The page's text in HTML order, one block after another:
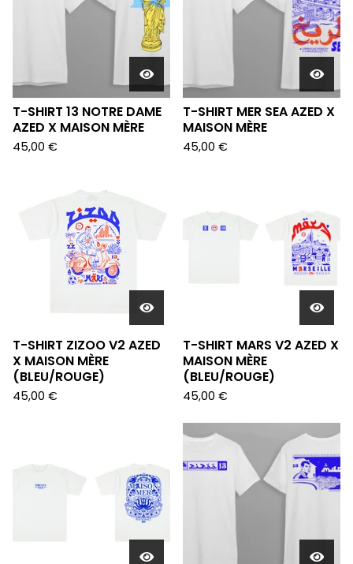
T-SHIRT 13 NOTRE DAME
AZED X MAISON MÈRE
45,00 €
T-SHIRT MER SEA AZED X
MAISON MÈRE
45,00 €
T-SHIRT ZIZOO V2 AZED
X MAISON MÈRE
(BLEU/ROUGE)
45,00 €
T-SHIRT MARS V2 AZED X
MAISON MÈRE
(BLEU/ROUGE)
45,00 €